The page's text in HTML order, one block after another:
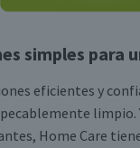
simples para
eficientes y
limpio.
Home Care